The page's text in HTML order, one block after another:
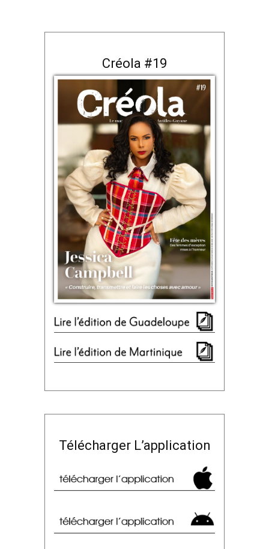
Créola #19
Télécharger L’application